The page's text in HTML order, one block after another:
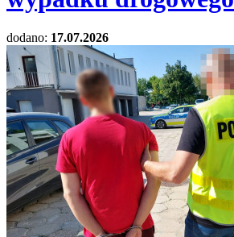
dodano: 17.07.2026